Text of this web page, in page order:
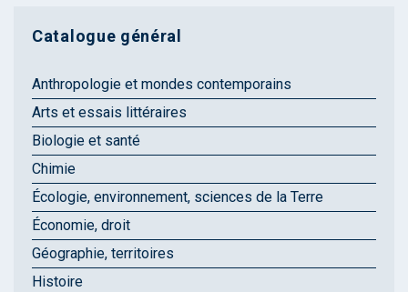
Catalogue général
Anthropologie et mondes contemporains
Arts et essais littéraires
Biologie et santé
Chimie
Écologie, environnement, sciences de la Terre
Économie, droit
Géographie, territoires
Histoire